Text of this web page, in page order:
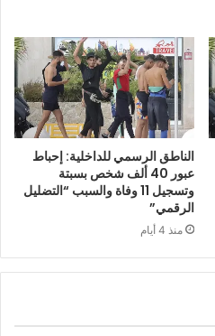
الناطق الرسمي للداخلية: إحباط
عبور 40 ألف شخص بسبتة
وتسجيل 11 وفاة والسبب “التضليل
الرقمي”
منذ 4 أيام